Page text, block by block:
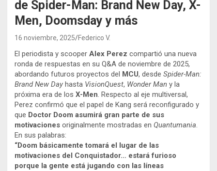
de Spider-Man: Brand New Day, X-
Men, Doomsday y más
16 noviembre, 2025 Federico V.
El periodista y scooper Alex Perez compartió una nueva
ronda de respuestas en su Q&A de noviembre de 2025,
abordando futuros proyectos del
MCU, desde Spider-Man:
Brand New Day hasta VisionQuest, Wonder Man y la
próxima era de los X-Men. Respecto al eje multiversal,
Perez confirmó que el papel de Kang será reconfigurado y
que Doctor Doom asumirá gran parte de sus
motivaciones originalmente mostradas en Quantumania.
En sus palabras:
“Doom básicamente tomará el lugar de las
motivaciones del Conquistador… estará furioso
porque la gente está jugando con las líneas